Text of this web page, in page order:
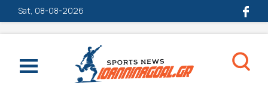
Sat, 08-08-2026